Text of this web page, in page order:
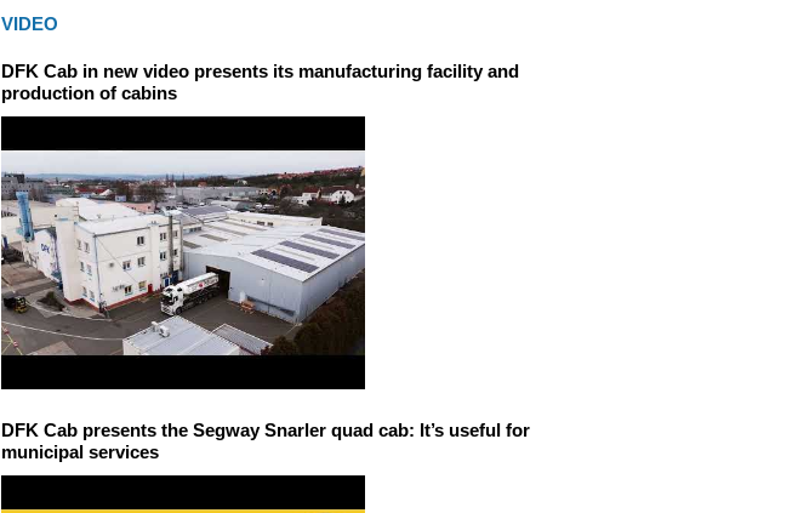
VIDEO
DFK Cab in new video presents its manufacturing facility and
production of cabins
DFK Cab presents the Segway Snarler quad cab: It’s useful for
municipal services